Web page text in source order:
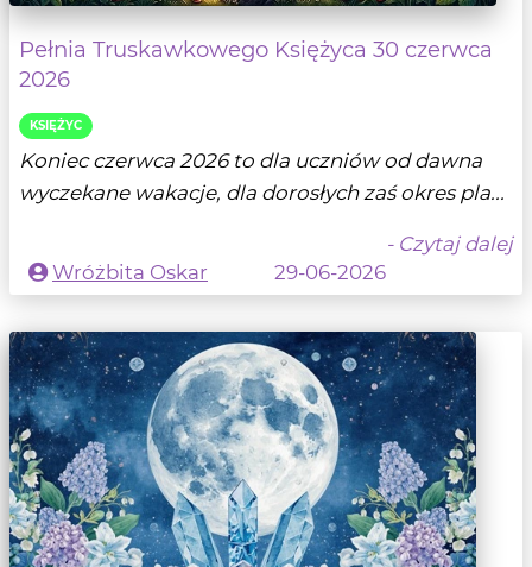
Pełnia Truskawkowego Księżyca 30 czerwca
2026
KSIĘŻYC
Koniec czerwca 2026 to dla uczniów od dawna
wyczekane wakacje, dla dorosłych zaś okres pla...
- Czytaj dalej
Wróżbita Oskar
29-06-2026